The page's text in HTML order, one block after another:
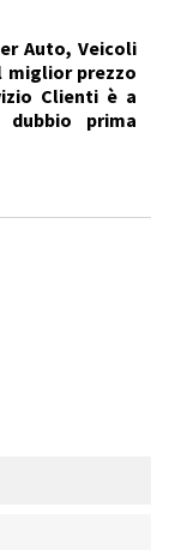
Auto, Veicoli
miglior prezzo
Clienti è a
prima